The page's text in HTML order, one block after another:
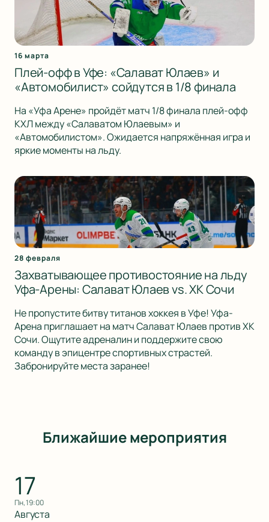
16 марта
Плей-офф в Уфе: «Салават Юлаев» и
«Автомобилист» сойдутся в 1/8 финала
На «Уфа Арене» пройдёт матч 1/8 финала плей-офф
КХЛ между «Салаватом Юлаевым» и
«Автомобилистом». Ожидается напряжённая игра и
яркие моменты на льду.
28 февраля
Захватывающее противостояние на льду
Уфа-Арены: Салават Юлаев vs. ХК Сочи
Не пропустите битву титанов хоккея в Уфе! Уфа-
Арена приглашает на матч Салават Юлаев против ХК
Сочи. Ощутите адреналин и поддержите свою
команду в эпицентре спортивных страстей.
Забронируйте места заранее!
Ближайшие мероприятия
17
пн, 19:00
Августа